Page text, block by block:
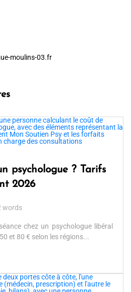
moulins-03.fr
psychologue ? Tarifs
2026
words
chez un psychologue libéral
et 80 € selon les régions...